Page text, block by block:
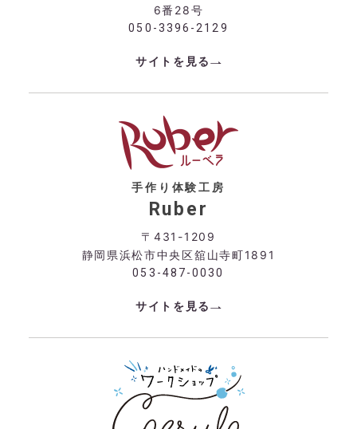
6番28号
050-3396-2129
サイトを見る
手作り体験工房
Ruber
〒431-1209
静岡県浜松市中央区舘山寺町1891
053-487-0030
サイトを見る